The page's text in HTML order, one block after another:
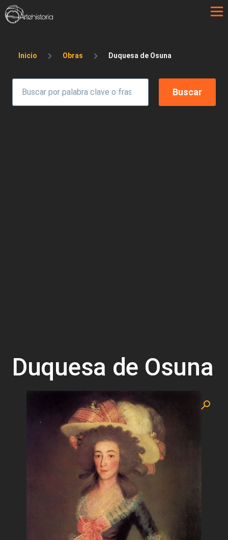
Pasar al contenido principal
Sobrescribir enlaces de ayuda a la
Inicio Obras Duquesa de Osuna
Duquesa de Osuna